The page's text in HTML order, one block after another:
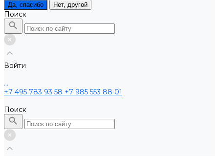
Да, спасибо Нет, другой
Поиск
Войти
...
+7 495 783 93 58 +7 985 553 88 01
Поиск